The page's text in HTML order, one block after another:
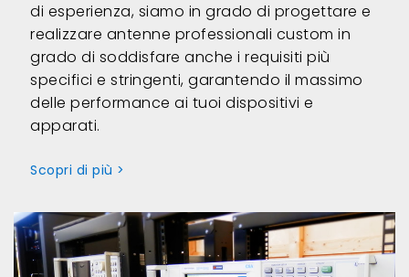
di esperienza, siamo in grado di progettare e
realizzare antenne professionali custom in
grado di soddisfare anche i requisiti più
specifici e stringenti, garantendo il massimo
delle performance ai tuoi dispositivi e
apparati.
Scopri di più >